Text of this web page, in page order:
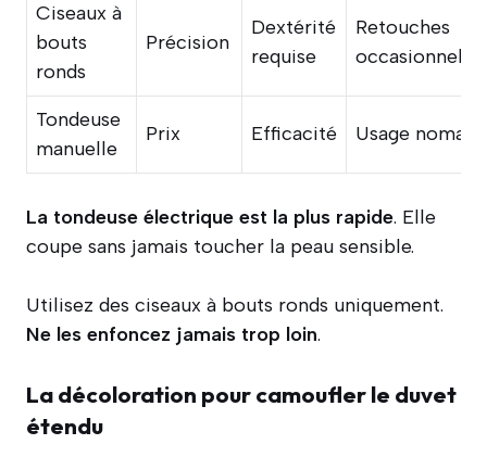
Ciseaux à
bouts
ronds
Précision
Dextérité
requise
Retouches
occasionnelles
Tondeuse
manuelle
Prix Efficacité Usage nomade
La tondeuse électrique est la plus rapide. Elle
coupe sans jamais toucher la peau sensible.
Utilisez des ciseaux à bouts ronds uniquement.
Ne les enfoncez jamais trop loin.
La décoloration pour camoufler le duvet
étendu